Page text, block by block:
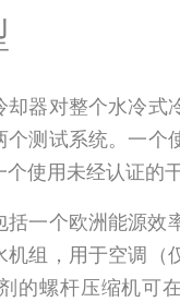
却器对整个水冷式
个测试系统。一个
使用未经认证的
括一个欧洲能源效
机组，用于空调（
的螺杆压缩机可